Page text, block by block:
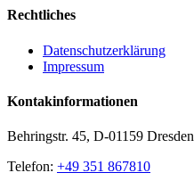
Rechtliches
Datenschutzerklärung
Impressum
Kontakinformationen
Behringstr. 45, D-01159 Dresden
Telefon: +49 351 867810